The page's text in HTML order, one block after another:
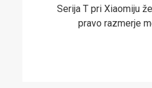
Serija T pri Xiaomiju
pravo razmerje